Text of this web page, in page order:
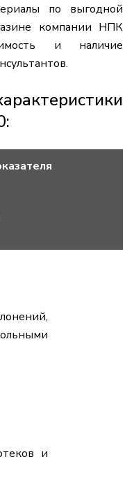
по выгодной
компании НПК
и наличие
и